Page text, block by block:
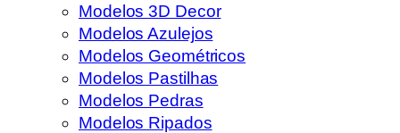
Modelos 3D Decor
Modelos Azulejos
Modelos Geométricos
Modelos Pastilhas
Modelos Pedras
Modelos Ripados